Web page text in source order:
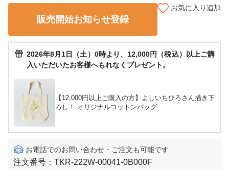
販売開始お知らせ登録
お気に入り追加
2026年8月1日（土）0時より、12,000円（税込）以上ご購
入いただいたお客様へもれなくプレゼント。
【12,000円以上ご購入の方】よしいちひろさん描き下
ろし！ オリジナルコットンバッグ
お電話でのお問い合わせ・ご注文も可能です
注文番号： TKR-222W-00041-0B000F